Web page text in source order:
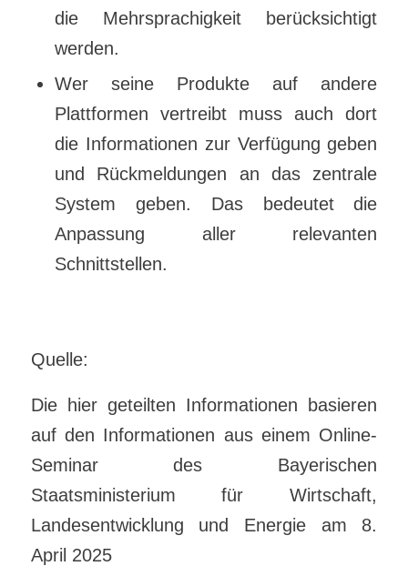
die Mehrsprachigkeit berücksichtigt
werden.
Wer seine Produkte auf andere
Plattformen vertreibt muss auch dort
die Informationen zur Verfügung geben
und Rückmeldungen an das zentrale
System geben. Das bedeutet die
Anpassung aller relevanten
Schnittstellen.
Quelle:
Die hier geteilten Informationen basieren
auf den Informationen aus einem Online-
Seminar des Bayerischen
Staatsministerium für Wirtschaft,
Landesentwicklung und Energie am 8.
April 2025